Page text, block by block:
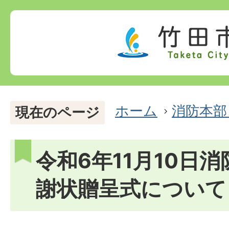
現在のページ ホーム 消防本
令和6年11月10日消
謝状贈呈式について